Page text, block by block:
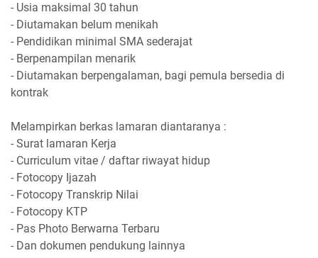
- Usia maksimal 30 tahun
- Diutamakan belum menikah
- Pendidikan minimal SMA sederajat
- Berpenampilan menarik
- Diutamakan berpengalaman, bagi pemula bersedia di
kontrak
Melampirkan berkas lamaran diantaranya :
- Surat lamaran Kerja
- Curriculum vitae / daftar riwayat hidup
- Fotocopy Ijazah
- Fotocopy Transkrip Nilai
- Fotocopy KTP
- Pas Photo Berwarna Terbaru
- Dan dokumen pendukung lainnya